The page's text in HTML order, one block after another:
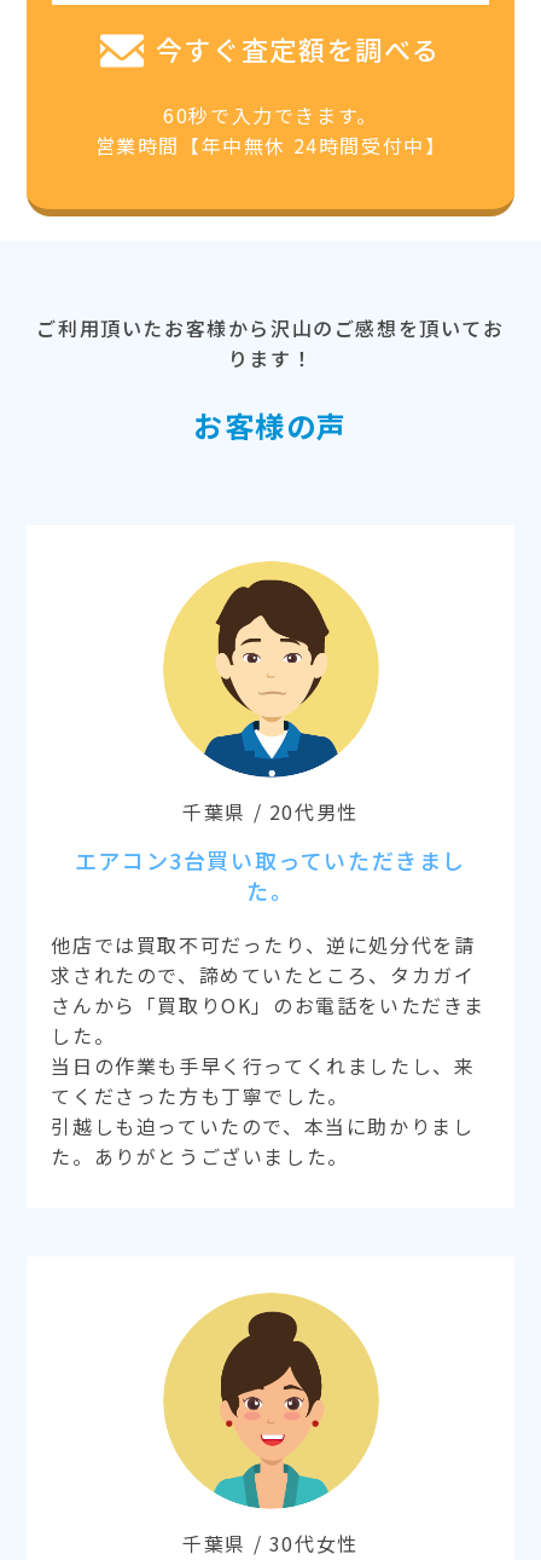
今すぐ査定額を調べる
60秒で入力できます。
営業時間【年中無休 24時間受付中】
ご利用頂いたお客様から沢山のご感想を頂いてお
ります！
お客様の声
千葉県 / 20代男性
エアコン3台買い取っていただきまし
た。
他店では買取不可だったり、逆に処分代を請
求されたので、諦めていたところ、タカガイ
さんから「買取りOK」のお電話をいただきま
した。
当日の作業も手早く行ってくれましたし、来
てくださった方も丁寧でした。
引越しも迫っていたので、本当に助かりまし
た。ありがとうございました。
千葉県 / 30代女性